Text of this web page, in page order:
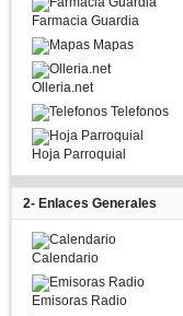
Farmacia Guardia
Mapas
Olleria.net
Telefonos
Hoja Parroquial
2- Enlaces Generales
Calendario
Emisoras Radio